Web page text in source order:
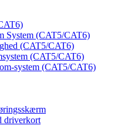
System (CAT5/CAT6)
(CAT5/CAT6)
(CAT5/CAT6)
system (CAT5/CAT6)
driverkort